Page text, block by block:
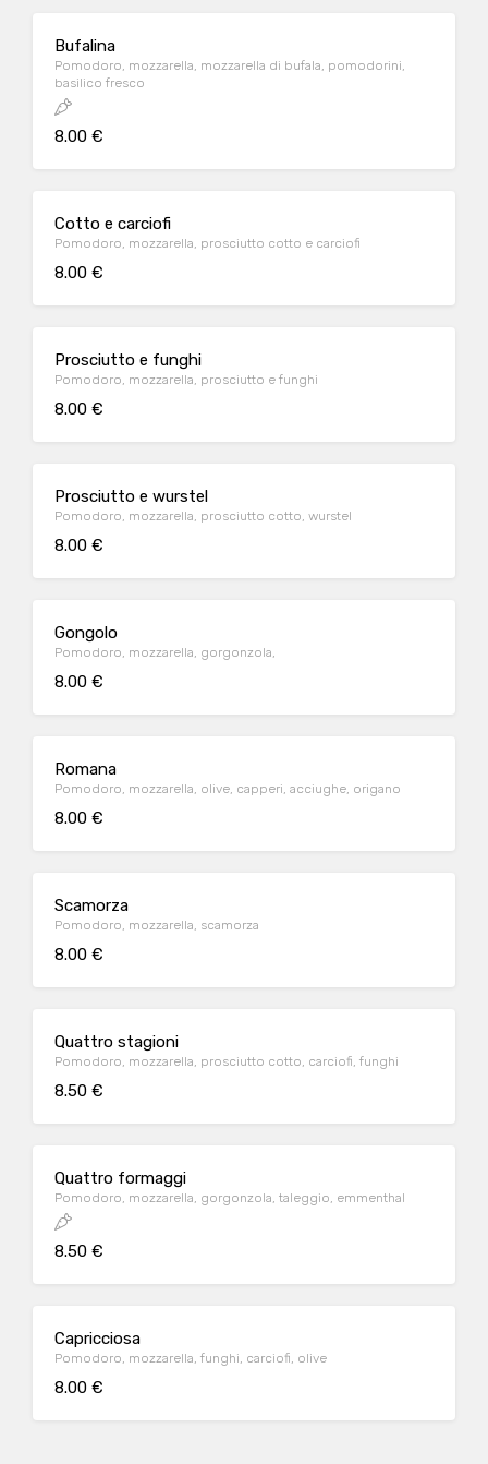
Bufalina
Pomodoro, mozzarella, mozzarella di bufala, pomodorini,
basilico fresco
8.00 €
Cotto e carciofi
Pomodoro, mozzarella, prosciutto cotto e carciofi
8.00 €
Prosciutto e funghi
Pomodoro, mozzarella, prosciutto e funghi
8.00 €
Prosciutto e wurstel
Pomodoro, mozzarella, prosciutto cotto, wurstel
8.00 €
Gongolo
Pomodoro, mozzarella, gorgonzola,
8.00 €
Romana
Pomodoro, mozzarella, olive, capperi, acciughe, origano
8.00 €
Scamorza
Pomodoro, mozzarella, scamorza
8.00 €
Quattro stagioni
Pomodoro, mozzarella, prosciutto cotto, carciofi, funghi
8.50 €
Quattro formaggi
Pomodoro, mozzarella, gorgonzola, taleggio, emmenthal
8.50 €
Capricciosa
Pomodoro, mozzarella, funghi, carciofi, olive
8.00 €